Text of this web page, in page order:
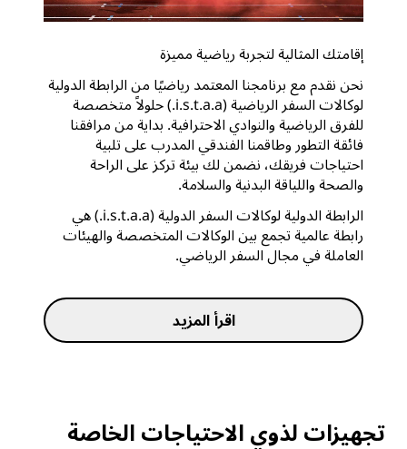
إقامتك المثالية لتجربة رياضية مميزة
نحن نقدم مع برنامجنا المعتمد رياضيًا من الرابطة الدولية
لوكالات السفر الرياضية (i.s.t.a.a.) حلولاً متخصصة
للفرق الرياضية والنوادي الاحترافية. بداية من مرافقنا
فائقة التطور وطاقمنا الفندقي المدرب على تلبية
احتياجات فريقك، نضمن لك بيئة تركز على الراحة
والصحة واللياقة البدنية والسلامة.
الرابطة الدولية لوكالات السفر الدولية (i.s.t.a.a.) هي
رابطة عالمية تجمع بين الوكالات المتخصصة والهيئات
العاملة في مجال السفر الرياضي.
اقرأ المزيد
تجهيزات لذوي الاحتياجات الخاصة